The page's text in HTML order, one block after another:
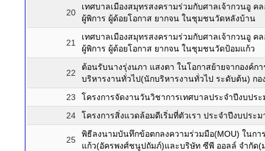
20
เทศบาลเมืองสมุทรสงครามร่วมกับศาลเจ้ากวนอู
ผู้พิการ ผู้ด้อยโอกาส ยากจน ในชุมชนวัดหลังบ้าน
21
เทศบาลเมืองสมุทรสงครามร่วมกับศาลเจ้ากวนอู
ผู้พิการ ผู้ด้อยโอกาส ยากจน ในชุมชนวัดป้อมแก้ว
22
ต้อนรับนางรุ่งนภา แสงตา ในโอกาสย้ายจากองค์
บริหารงานทั่วไป(นักบริหารงานทั่วไป ระดับต้น) ก
23
โครงการจัดงานวันวิชาการเทศบาลประจำปีงบ
24
โครงการสิ่งแวดล้อมดีเริ่มที่ตัวเรา ประจำปีงบปร
25
พิธีลงนามบันทึกข้อตกลงความร่วมมือ(MOU) ในก
แก้ว(อัครพงศ์ชนูปถัมภ์)และบริษัท ซีพี ออลล์ จำกัด